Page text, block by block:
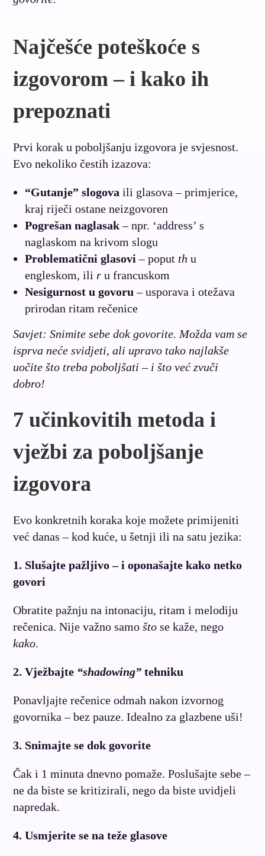
Najčešće poteškoće s
izgovorom – i kako ih
prepoznati
Prvi korak u poboljšanju izgovora je svjesnost.
Evo nekoliko čestih izazova:
“Gutanje” slogova ili glasova – primjerice,
kraj riječi ostane neizgovoren
Pogrešan naglasak– npr. ‘address’ s
naglaskom na krivom slogu
Problematični glasovi – poput th u
engleskom, ili r u francuskom
Nesigurnost u govoru – usporava i otežava
prirodan ritam rečenice
Savjet: Snimite sebe dok govorite. Možda vam se
isprva neće svidjeti, ali upravo tako najlakše
uočite što treba poboljšati – i što već zvuči
dobro!
7 učinkovitih metoda i
vježbi za poboljšanje
izgovora
Evo konkretnih koraka koje možete primijeniti
već danas – kod kuće, u šetnji ili na satu jezika:
1. Slušajte pažljivo – i oponašajte kako netko
govori
Obratite pažnju na intonaciju, ritam i melodiju
rečenica. Nije važno samošto se kaže, nego
kako.
2. Vježbajte “shadowing” tehniku
Ponavljajte rečenice odmah nakon izvornog
govornika – bez pauze. Idealno za glazbene uši!
3. Snimajte se dok govorite
Čak i 1 minuta dnevno pomaže. Poslušajte sebe –
ne da biste se kritizirali, nego da biste uvidjeli
napredak.
4. Usmjerite se na teže glasove